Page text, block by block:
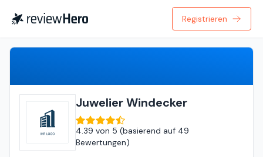
Registrieren
Juwelier Windecker
4.39 von 5 (basierend auf 49
Bewertungen)